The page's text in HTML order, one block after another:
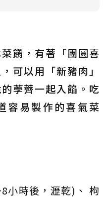
餚，有著「團圓喜
可以用「新豬肉」
荸薺一起入餡。吃
容易製作的喜氣菜
小時後，瀝乾)、 枸